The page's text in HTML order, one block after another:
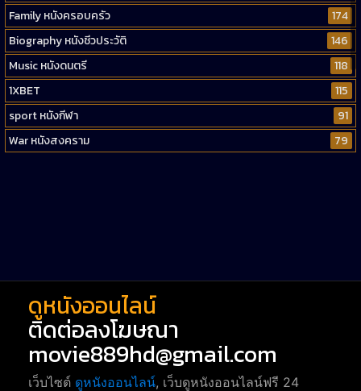
Family หนังครอบครัว
174
Biography หนังชีวประวัติ
146
Music หนังดนตรี
118
1XBET
115
sport หนังกีฬา
91
War หนังสงคราม
79
ดูหนังออนไลน์
ติดต่อลงโฆษณา
movie889hd@gmail.com
เว็บไซต์ ดูหนังออนไลน์, เว็บดูหนังออนไลน์ฟรี 24